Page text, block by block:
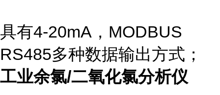
具有4-20mA ， MODBUS
RS485多种数据输出方式；
工业余氯/二氧化氯分析仪